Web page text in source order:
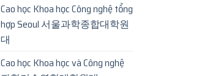
Cao học Khoa học Công nghệ tổng
hợp Seoul 서울과학종합대학원
대
Cao học Khoa học và Công nghệ